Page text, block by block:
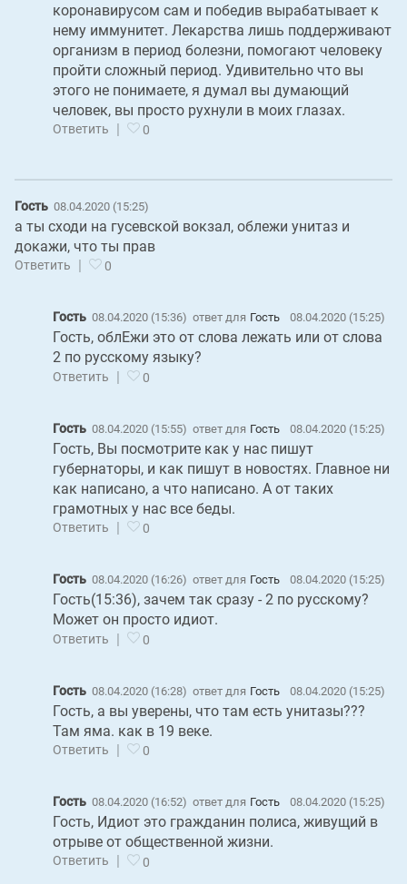
коронавирусом сам и победив вырабатывает к
нему иммунитет. Лекарства лишь поддерживают
организм в период болезни, помогают человеку
пройти сложный период. Удивительно что вы
этого не понимаете, я думал вы думающий
человек, вы просто рухнули в моих глазах.
Ответить 0
Гость 08.04.2020 (15:25)
а ты сходи на гусевской вокзал, облежи унитаз и
докажи, что ты прав
Ответить 0
Гость 08.04.2020 (15:36) ответ для Гость 08.04.2020 (15:25)
Гость, облЕжи это от слова лежать или от слова
2 по русскому языку?
Ответить | 0
Гость 08.04.2020 (15:55) ответ для Гость 08.04.2020 (15:25)
Гость, Вы посмотрите как у нас пишут
губернаторы, и как пишут в новостях. Главное ни
как написано, а что написано. А от таких
грамотных у нас все беды.
Ответить | 0
Гость 08.04.2020 (16:26) ответ для Гость 08.04.2020 (15:25)
Гость(15:36), зачем так сразу - 2 по русскому?
Может он просто идиот.
Ответить | 0
Гость 08.04.2020 (16:28) ответ для Гость 08.04.2020 (15:25)
Гость, а вы уверены, что там есть унитазы???
Там яма. как в 19 веке.
Ответить | 0
Гость 08.04.2020 (16:52) ответ для Гость 08.04.2020 (15:25)
Гость, Идиот это гражданин полиса, живущий в
отрыве от общественной жизни.
Ответить 0